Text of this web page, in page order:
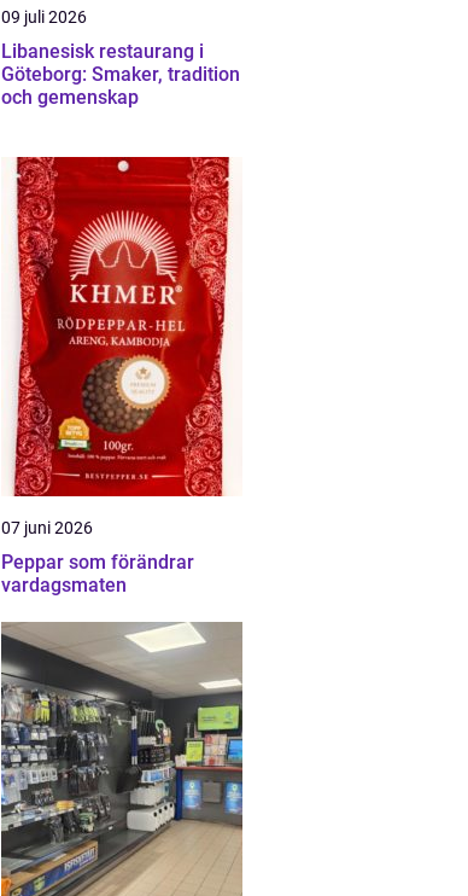
09 juli 2026
Libanesisk restaurang i
Göteborg: Smaker, tradition
och gemenskap
07 juni 2026
Peppar som förändrar
vardagsmaten